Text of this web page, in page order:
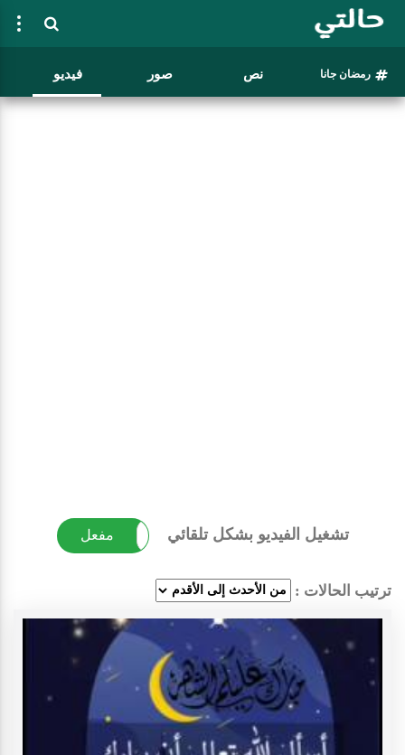
رمضان جانا نص صور فيديو
تشغيل الفيديو بشكل تلقائي مفعل غير مفعل
ترتيب الحالات :